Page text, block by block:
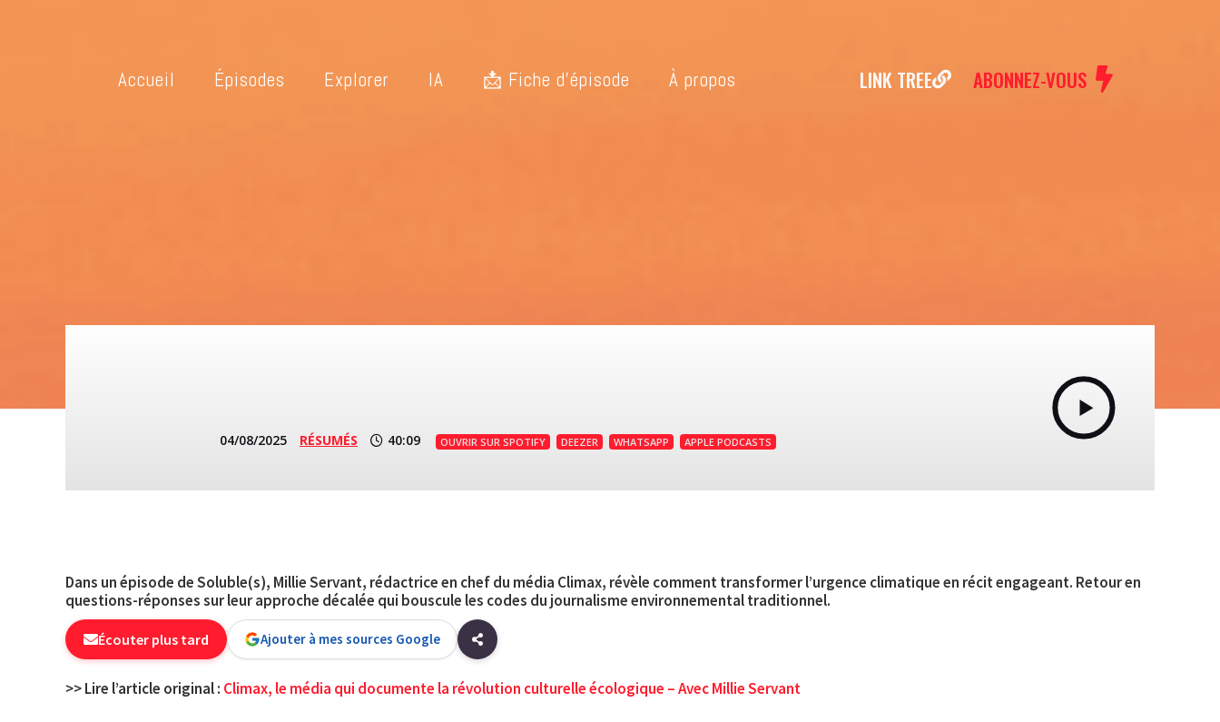
Accueil Épisodes Explorer IA 📩 Fiche d’épisode À propos LINK TREE ABONNEZ-VOUS
04/08/2025 RÉSUMÉS 40:09 OUVRIR SUR SPOTIFY DEEZER WHATSAPP APPLE PODCASTS
Dans un épisode de Soluble(s), Millie Servant, rédactrice en chef du média Climax, révèle comment transformer l’urgence climatique en récit engageant. Retour en
questions-réponses sur leur approche décalée qui bouscule les codes du journalisme environnemental traditionnel.
Écouter plus tard Ajouter à mes sources Google
>> Lire l’article original : Climax, le média qui documente la révolution culturelle écologique – Avec Millie Servant